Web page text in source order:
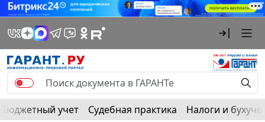
Бюджетный учет Судебная практика Налоги и